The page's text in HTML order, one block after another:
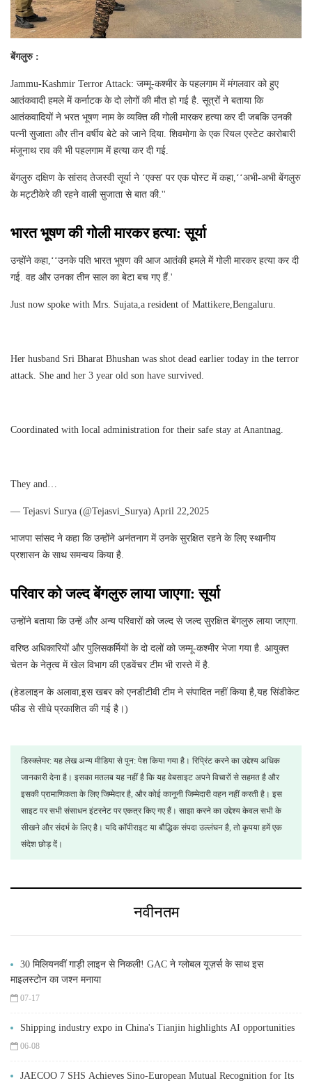
बेंगलुरु :
Jammu-Kashmir Terror Attack: जम्‍मू-कश्‍मीर के पहलगाम में मंगलवार को हुए
आतंकवादी हमले में कर्नाटक के दो लोगों की मौत हो गई है. सूत्रों ने बताया कि
आतंकवादियों ने भरत भूषण नाम के व्यक्ति की गोली मारकर हत्या कर दी जबकि उनकी
पत्नी सुजाता और तीन वर्षीय बेटे को जाने दिया. शिवमोगा के एक रियल एस्टेट कारोबारी
मंजूनाथ राव की भी पहलगाम में हत्या कर दी गई.
बेंगलुरु दक्षिण के सांसद तेजस्वी सूर्या ने ‘एक्स' पर एक पोस्ट में कहा,‘‘अभी-अभी बेंगलुरु
के मट्टीकेरे की रहने वाली सुजाता से बात की.''
भारत भूषण की गोली मारकर हत्‍या: सूर्या
उन्होंने कहा,‘‘उनके पति भारत भूषण की आज आतंकी हमले में गोली मारकर हत्या कर दी
गई. वह और उनका तीन साल का बेटा बच गए हैं.'
Just now spoke with Mrs. Sujata,a resident of Mattikere,Bengaluru.
Her husband Sri Bharat Bhushan was shot dead earlier today in the terror
attack. She and her 3 year old son have survived.
Coordinated with local administration for their safe stay at Anantnag.
They and…
— Tejasvi Surya (@Tejasvi_Surya) April 22,2025
भाजपा सांसद ने कहा कि उन्होंने अनंतनाग में उनके सुरक्षित रहने के लिए स्थानीय
प्रशासन के साथ समन्वय किया है.
परिवार को जल्‍द बेंगलुरु लाया जाएगा: सूर्या
उन्होंने बताया कि उन्हें और अन्य परिवारों को जल्द से जल्द सुरक्षित बेंगलुरु लाया जाएगा.
वरिष्ठ अधिकारियों और पुलिसकर्मियों के दो दलों को जम्मू-कश्मीर भेजा गया है. आयुक्त
चेतन के नेतृत्व में खेल विभाग की एडवेंचर टीम भी रास्ते में है.
(हेडलाइन के अलावा,इस खबर को एनडीटीवी टीम ने संपादित नहीं किया है,यह सिंडीकेट
फीड से सीधे प्रकाशित की गई है।)
डिस्क्लेमर: यह लेख अन्य मीडिया से पुन: पेश किया गया है। रिप्रिंट करने का उद्देश्य अधिक
जानकारी देना है। इसका मतलब यह नहीं है कि यह वेबसाइट अपने विचारों से सहमत है और
इसकी प्रामाणिकता के लिए जिम्मेदार है, और कोई कानूनी जिम्मेदारी वहन नहीं करती है। इस
साइट पर सभी संसाधन इंटरनेट पर एकत्र किए गए हैं। साझा करने का उद्देश्य केवल सभी के
सीखने और संदर्भ के लिए है। यदि कॉपीराइट या बौद्धिक संपदा उल्लंघन है, तो कृपया हमें एक
संदेश छोड़ दें।
नवीनतम
30 मिलियनवीं गाड़ी लाइन से निकली! GAC ने ग्लोबल यूज़र्स के साथ इस
माइलस्टोन का जश्न मनाया
07-17
Shipping industry expo in China's Tianjin highlights AI opportunities
06-08
JAECOO 7 SHS Achieves Sino-European Mutual Recognition for Its